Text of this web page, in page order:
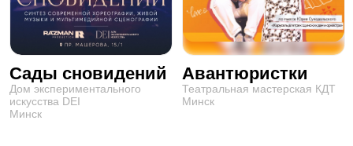
Сады сновидений
Дом экспериментального
искусства DEI
Минск
Авантюристки
Театральная мастерская КДТ
Минск